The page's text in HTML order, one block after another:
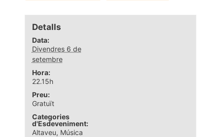
Detalls
Data:
Divendres 6 de
setembre
Hora:
22.15h
Preu:
Gratuït
Categories
d'Esdeveniment:
Altaveu, Música